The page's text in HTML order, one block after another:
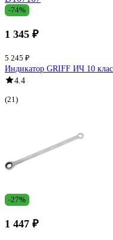
-74%
1 345 ₽
5 245 ₽
Индикатор GRIFF ИЧ 10
4.4
(21)
-27%
1 447 ₽